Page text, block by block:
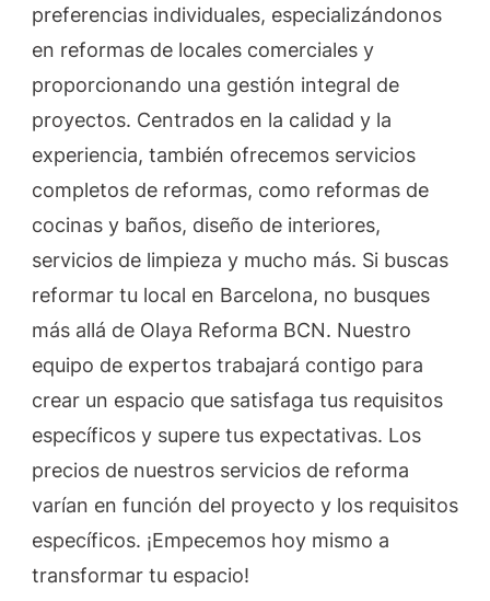
que
a
tus
preferencias individuales, especializándonos
en reformas de locales comerciales y
proporcionando una gestión integral de
proyectos. Centrados en la calidad y la
experiencia, también ofrecemos servicios
completos de reformas, como reformas de
cocinas y baños, diseño de interiores,
servicios de limpieza y mucho más. Si buscas
reformar tu local en Barcelona, no busques
más allá de Olaya Reforma BCN. Nuestro
equipo de expertos trabajará contigo para
crear un espacio que satisfaga tus requisitos
específicos y supere tus expectativas. Los
precios de nuestros servicios de reforma
varían en función del proyecto y los requisitos
específicos. ¡Empecemos hoy mismo a
transformar tu espacio!